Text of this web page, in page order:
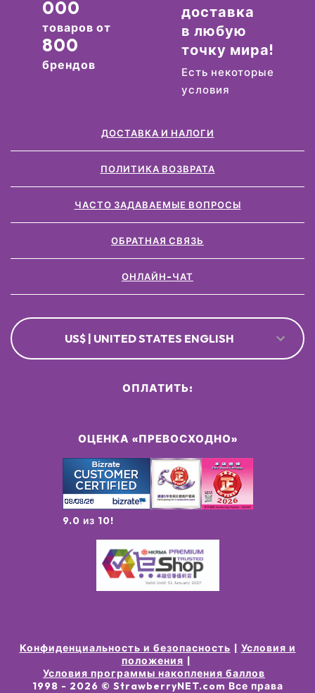
000
товаров от
800
брендов
доставка
в любую
точку мира!
Есть некоторые
условия
ДОСТАВКА И НАЛОГИ
ПОЛИТИКА ВОЗВРАТА
ЧАСТО ЗАДАВАЕМЫЕ ВОПРОСЫ
ОБРАТНАЯ СВЯЗЬ
ОНЛАЙН-ЧАТ
US$ | UNITED STATES ENGLISH
ОЦЕНКА «ПРЕВОСХОДНО»
9.0 из 10!
ОПЛАТИТЬ:
Конфиденциальность и безопасность
Условия и
положения
Условия программы накопления баллов
1998 - 2026 © StrawberryNET.com Все права